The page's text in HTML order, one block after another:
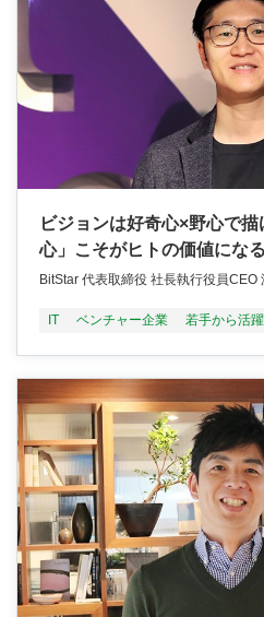
ビジョンは好奇心×野心で
心」こそがヒトの価値になる
BitStar 代表取締役 社長執行役員CEO
IT ベンチャー企業 若手から活躍